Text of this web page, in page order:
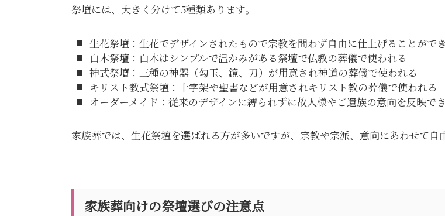
祭壇には、大きく分けて5種類あります。
生花祭壇：生花でデザインされたもので宗教を問わず自由に仕上げることがで
白木祭壇：白木はシンプルで温かみがある祭壇で仏教の葬儀で使われる
神式祭壇：三種の神器（勾玉、鏡、刀）が用意され神道の葬儀で使われる
キリスト教式祭壇：十字架や聖書などが用意されキリスト教の葬儀で使われる
オーダーメイド：従来のデザインに縛られずに故人様やご遺族の意向を反映で
家族葬では、生花祭壇を選ばれる方が多いですが、宗教や宗派、意向にあわせて自
家族葬向けの祭壇選びの注意点